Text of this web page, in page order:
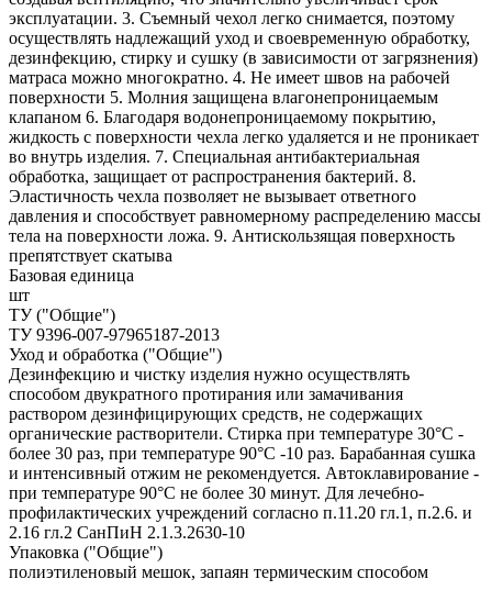
эксплуатации. 3. Съемный чехол легко снимается, поэтому
осуществлять надлежащий уход и своевременную обработку,
дезинфекцию, стирку и сушку (в зависимости от загрязнения)
матраса можно многократно. 4. Не имеет швов на рабочей
поверхности 5. Молния защищена влагонепроницаемым
клапаном 6. Благодаря водонепроницаемому покрытию,
жидкость с поверхности чехла легко удаляется и не проникает
во внутрь изделия. 7. Специальная антибактериальная
обработка, защищает от распространения бактерий. 8.
Эластичность чехла позволяет не вызывает ответного
давления и способствует равномерному распределению массы
тела на поверхности ложа. 9. Антискользящая поверхность
препятствует скатыва
Базовая единица
шт
ТУ ("Общие")
ТУ 9396-007-97965187-2013
Уход и обработка ("Общие")
Дезинфекцию и чистку изделия нужно осуществлять
способом двукратного протирания или замачивания
раствором дезинфицирующих средств, не содержащих
органические растворители. Стирка при температуре 30°С -
более 30 раз, при температуре 90°С -10 раз. Барабанная сушка
и интенсивный отжим не рекомендуется. Автоклавирование -
при температуре 90°С не более 30 минут. Для лечебно-
профилактических учреждений согласно п.11.20 гл.1, п.2.6. и
2.16 гл.2 СанПиН 2.1.3.2630-10
Упаковка ("Общие")
полиэтиленовый мешок, запаян термическим способом